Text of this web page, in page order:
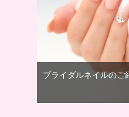
ブライダルネイルのご